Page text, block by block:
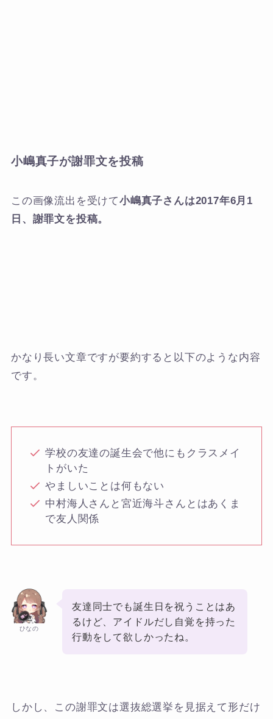
小嶋真子が謝罪文を投稿
この画像流出を受けて小嶋真子さんは2017年6月1
日、謝罪文を投稿。
かなり長い文章ですが要約すると以下のような内容
です。
学校の友達の誕生会で他にもクラスメイ
トがいた
やましいことは何もない
中村海人さんと宮近海斗さんとはあくま
で友人関係
ひなの
友達同士でも誕生日を祝うことはあ
るけど、アイドルだし自覚を持った
行動をして欲しかったね。
しかし、この謝罪文は選抜総選挙を見据えて形だけ